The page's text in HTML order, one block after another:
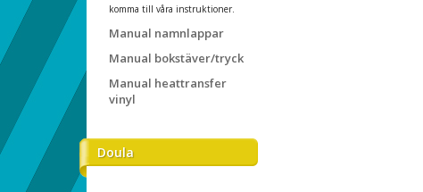
komma till våra instruktioner.
Manual namnlappar
Manual bokstäver/tryck
Manual heattransfer
vinyl
Doula